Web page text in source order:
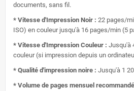
documents, sans fil.
* Vitesse d'Impression Noir : 22 pages/
ISO) en couleur jusqu'à 16 pages/min (5
* Vitesse d'Impression Couleur : Jusqu'à
couleur (si impression depuis un
* Qualité d'impression noire : Jusqu'à 1
* Volume de pages mensuel